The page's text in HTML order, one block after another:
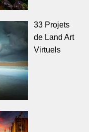
33 Projets
de Land Art
Virtuels